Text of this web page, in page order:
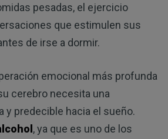
pesadas, el ejercicio
que estimulen sus
de irse a dormir.
emocional más profunda
cerebro necesita una
y predecible hacia el sueño.
, ya que es uno de los